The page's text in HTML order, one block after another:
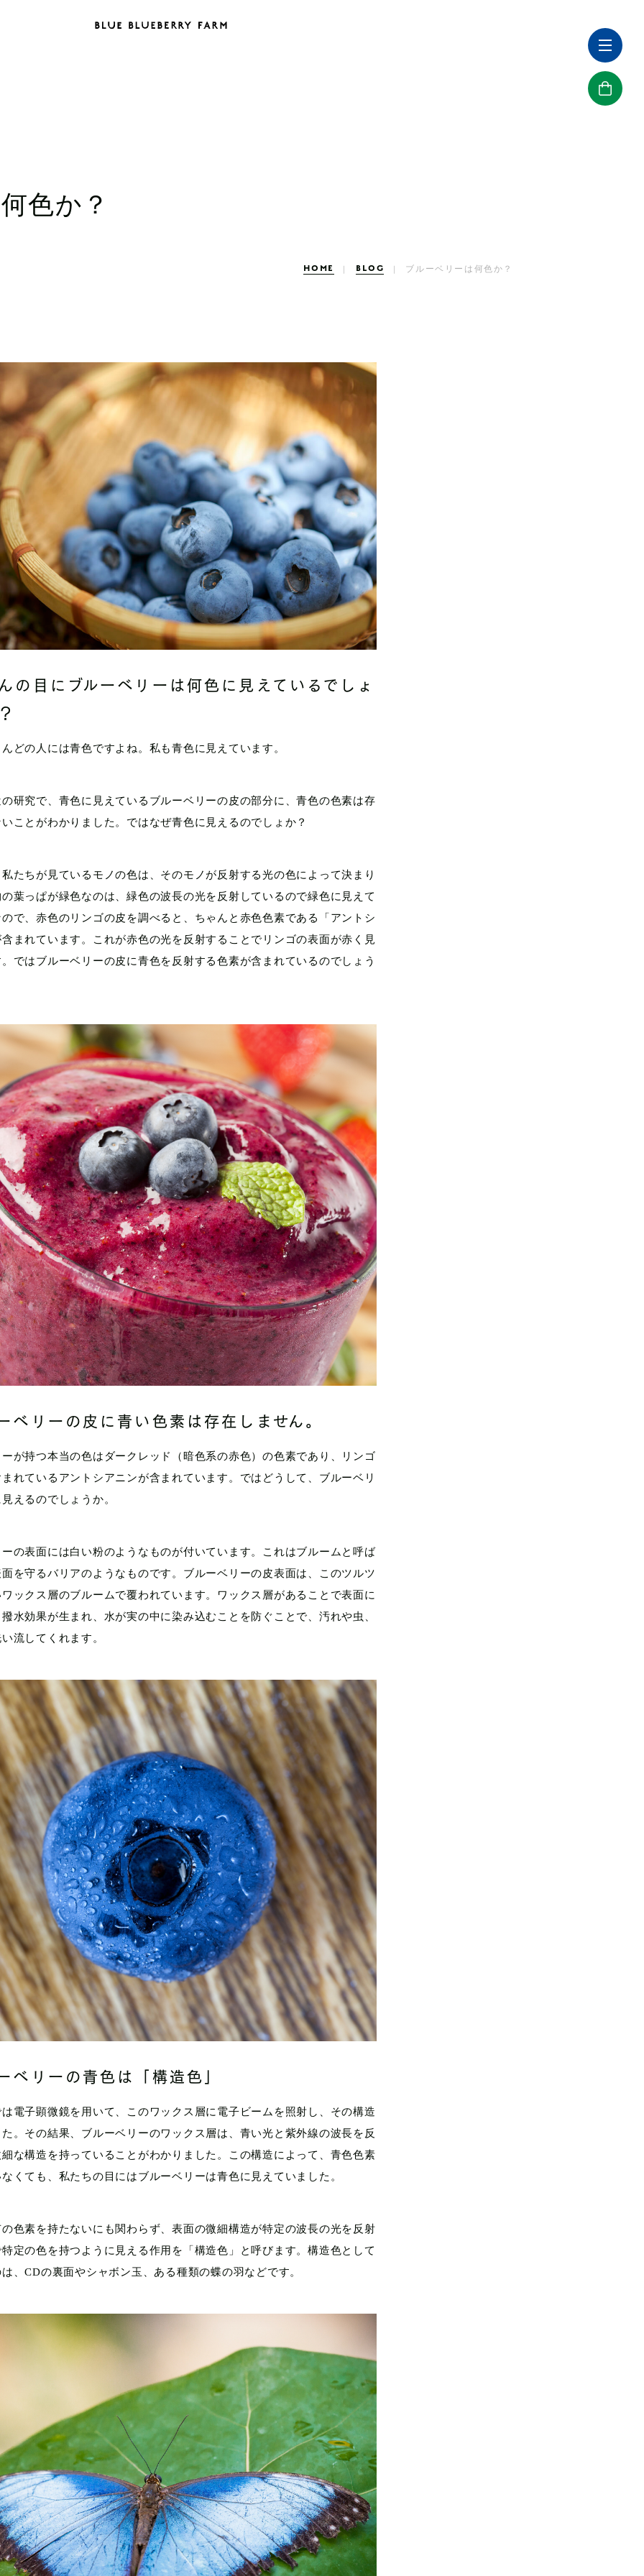
色か？
HOME BLOG ブルーベリーは何色か？
の目にブルーベリーは何色に見えているでしょ
どの人には青色ですよね。私も青色に見えています。
研究で、青色に見えているブルーベリーの皮の部分に、青色の色素は存
ことがわかりました。ではなぜ青色に見えるのでしょか？
たちが見ているモノの色は、そのモノが反射する光の色によって決まり
葉っぱが緑色なのは、緑色の波長の光を反射しているので緑色に見えて
で、赤色のリンゴの皮を調べると、ちゃんと赤色色素である「アントシ
まれています。これが赤色の光を反射することでリンゴの表面が赤く見
ではブルーベリーの皮に青色を反射する色素が含まれているのでしょう
ベリーの皮に青い色素は存在しません。
が持つ本当の色はダークレッド（暗色系の赤色）の色素であり、リンゴ
れているアントシアニンが含まれています。ではどうして、ブルーベリ
えるのでしょうか。
の表面には白い粉のようなものが付いています。これはブルームと呼ば
を守るバリアのようなものです。ブルーベリーの皮表面は、このツルツ
ックス層のブルームで覆われています。ワックス層があることで表面に
水効果が生まれ、水が実の中に染み込むことを防ぐことで、汚れや虫、
流してくれます。
ベリーの青色は「構造色」
電子顕微鏡を用いて、このワックス層に電子ビームを照射し、その構造
。その結果、ブルーベリーのワックス層は、青い光と紫外線の波長を反
な構造を持っていることがわかりました。この構造によって、青色色素
くても、私たちの目にはブルーベリーは青色に見えていました。
色素を持たないにも関わらず、表面の微細構造が特定の波長の光を反射
定の色を持つように見える作用を「構造色」と呼びます。構造色として
、CDの裏面やシャボン玉、ある種類の蝶の羽などです。